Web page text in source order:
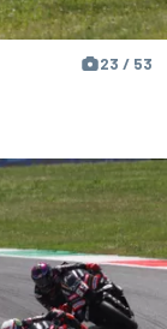
23 / 53